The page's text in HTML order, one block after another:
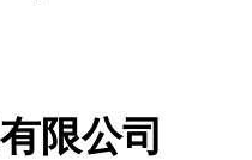
限公司